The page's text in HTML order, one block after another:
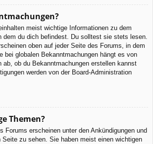
meist wichtige Informationen zu dem
dem du dich befindest. Du solltest sie stets lesen.
oben auf jeder Seite des Forums, in dem
bei globalen Bekanntmachungen hängt es von
ab, ob du Bekanntmachungen erstellen kannst
werden von der Board-Administration
Themen?
Forums erscheinen unter den Ankündigungen und
Seite zu sehen. Sie haben meist einen wichtigen